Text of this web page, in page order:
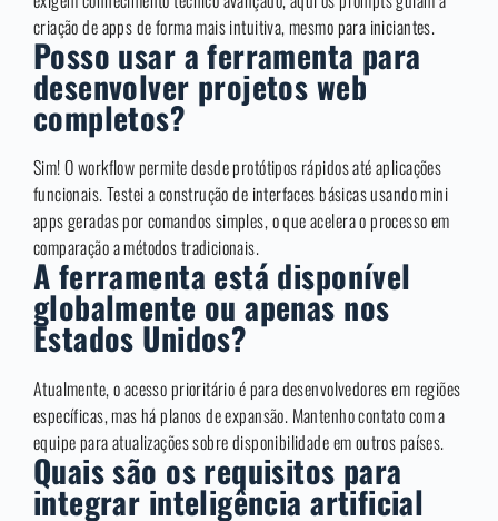
criação de apps de forma mais intuitiva, mesmo para iniciantes.
Posso usar a ferramenta para
desenvolver projetos web
completos?
Sim! O workflow permite desde protótipos rápidos até aplicações
funcionais. Testei a construção de interfaces básicas usando mini
apps geradas por comandos simples, o que acelera o processo em
comparação a métodos tradicionais.
A ferramenta está disponível
globalmente ou apenas nos
Estados Unidos?
Atualmente, o acesso prioritário é para desenvolvedores em regiões
específicas, mas há planos de expansão. Mantenho contato com a
equipe para atualizações sobre disponibilidade em outros países.
Quais são os requisitos para
integrar inteligência artificial